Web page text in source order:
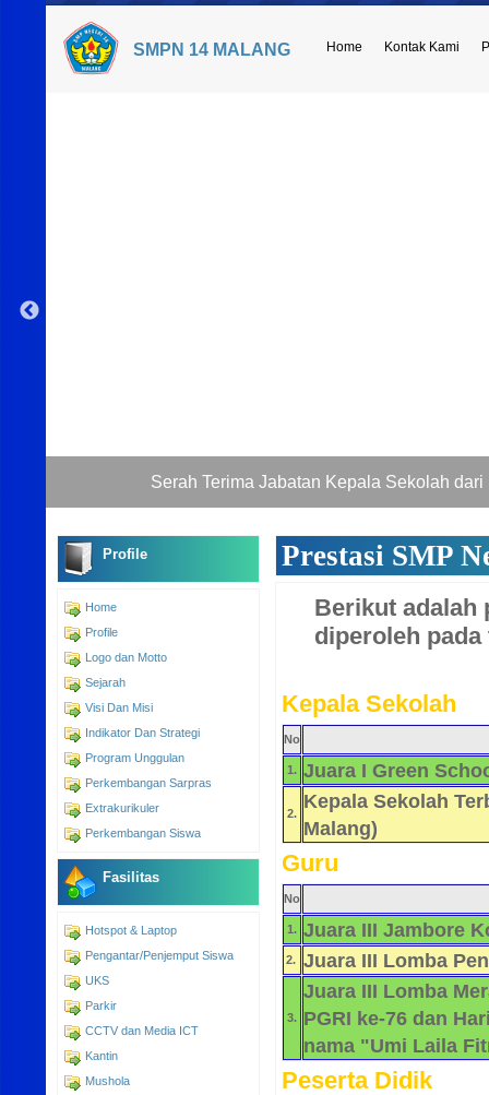
SMPN 14 MALANG Home Kontak Kami
Serah Terima Jabatan Kepala Sekolah
Profile
Home
Profile
Logo dan Motto
Sejarah
Visi Dan Misi
Indikator Dan Strategi
Program Unggulan
Perkembangan Sarpras
Extrakurikuler
Perkembangan Siswa
Fasilitas
Hotspot & Laptop
Pengantar/Penjemput Siswa
UKS
Parkir
CCTV dan Media ICT
Kantin
Mushola
Prestasi SMP
Berikut adalah
diperoleh pada
Kepala Sekolah
No
1. Juara I Green
2.
Kepala Sekolah
Malang)
Guru
No
1. Juara III Jambore
2. Juara III Lomba
3.
Juara III Lomba
PGRI ke-76 dan
nama "Umi Laila
Peserta Didik